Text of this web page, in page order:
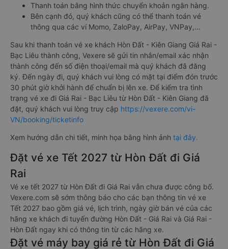
Thanh toán bằng hình thức chuyển khoản ngân hàng.
Bên cạnh đó, quý khách cũng có thể thanh toán vé
thông qua các ví Momo, ZaloPay, AirPay, VNPay,…
Sau khi thanh toán vé xe khách Hòn Đất - Kiên Giang Giá Rai -
Bạc Liêu thành công, Vexere sẽ gửi tin nhắn/email xác nhận
thành công đến số điện thoại/email mà quý khách đã đăng
ký. Đến ngày đi, quý khách vui lòng có mặt tại điểm đón trước
30 phút giờ khởi hành để chuẩn bị lên xe. Để kiểm tra tình
trạng vé xe đi Giá Rai - Bạc Liêu từ Hòn Đất - Kiên Giang đã
đặt, quý khách vui lòng truy cập https://vexere.com/vi-
VN/booking/ticketinfo
Xem hướng dẫn chi tiết, minh họa bằng hình ảnh tại đây.
Đặt vé xe Tết 2027 từ Hòn Đất đi Giá
Rai
Vé xe tết 2027 từ Hòn Đất đi Giá Rai vẫn chưa được công bố.
Vexere.com sẽ sớm thông báo cho các bạn thông tin vé xe
Tết 2027 bao gồm giá vé, lịch trình, ngày giờ bán vé của các
hãng xe khách đi tuyến đường Hòn Đất - Giá Rai và Giá Rai -
Hòn Đất ngay khi có thông tin từ các hãng xe.
Đặt vé máy bay giá rẻ từ Hòn Đất đi Giá